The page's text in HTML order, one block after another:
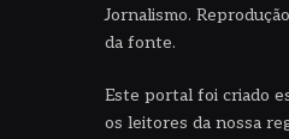
Jornalismo.
da fonte.
Este portal foi criado
os leitores da nossa